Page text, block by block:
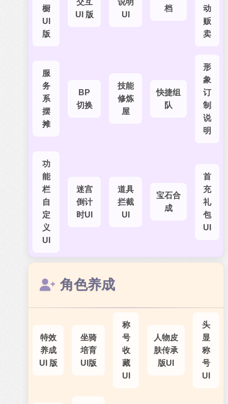
橱
UI
版
交互
UI 版
说明
UI
档
动
贩
卖
服
务
系
摆
摊
BP
切换
技能
修炼
屋
快捷组
队
形
象
订
制
说
明
功
能
栏
自
定
义
UI
迷宫
倒计
时UI
道具
拦截
UI
宝石合
成
首
充
礼
包
UI
角色养成
特效
养成
UI 版
坐骑
培育
UI版
称
号
收
藏
UI
人物皮
肤传承
版UI
头
显
称
号
UI